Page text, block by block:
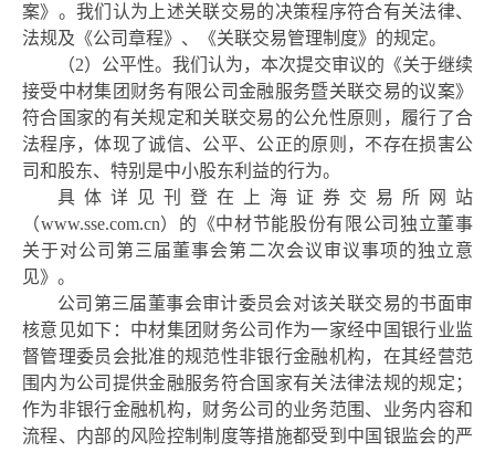
案》。我们认为上述关联交易的决策程序符合有关法律、
法规及《公司章程》、《关联交易管理制度》的规定。
（2）公平性。我们认为，本次提交审议的《关于继续
接受中材集团财务有限公司金融服务暨关联交易的议案》
符合国家的有关规定和关联交易的公允性原则，履行了合
法程序，体现了诚信、公平、公正的原则，不存在损害公
司和股东、特别是中小股东利益的行为。
具体详见刊登在上海证券交易所网站
（www.sse.com.cn）的《中材节能股份有限公司独立董事
关于对公司第三届董事会第二次会议审议事项的独立意
见》。
公司第三届董事会审计委员会对该关联交易的书面审
核意见如下：中材集团财务公司作为一家经中国银行业监
督管理委员会批准的规范性非银行金融机构，在其经营范
围内为公司提供金融服务符合国家有关法律法规的规定；
作为非银行金融机构，财务公司的业务范围、业务内容和
流程、内部的风险控制制度等措施都受到中国银监会的严